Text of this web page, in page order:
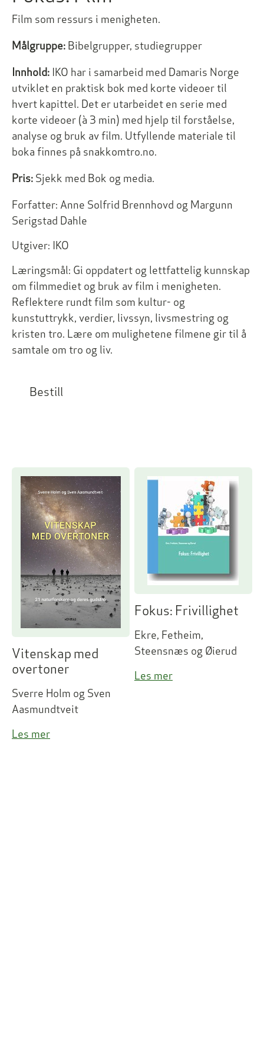
Film som ressurs i menigheten.
Målgruppe: Bibelgrupper, studiegrupper
Innhold: IKO har i samarbeid med Damaris Norge
utviklet en praktisk bok med korte videoer til
hvert kapittel. Det er utarbeidet en serie med
korte videoer (à 3 min) med hjelp til forståelse,
analyse og bruk av film. Utfyllende materiale til
boka finnes på snakkomtro.no.
Pris: Sjekk med Bok og media.
Forfatter: Anne Solfrid Brennhovd og Margunn
Serigstad Dahle
Utgiver: IKO
Læringsmål: Gi oppdatert og lettfattelig kunnskap
om filmmediet og bruk av film i menigheten.
Reflektere rundt film som kultur- og
kunstuttrykk, verdier, livssyn, livsmestring og
kristen tro. Lære om mulighetene filmene gir til å
samtale om tro og liv.
Bestill
Vitenskap med
overtoner
Sverre Holm og Sven
Aasmundtveit
Les mer
Fokus: Frivillighet
Ekre, Fetheim,
Steensnæs og Øierud
Les mer